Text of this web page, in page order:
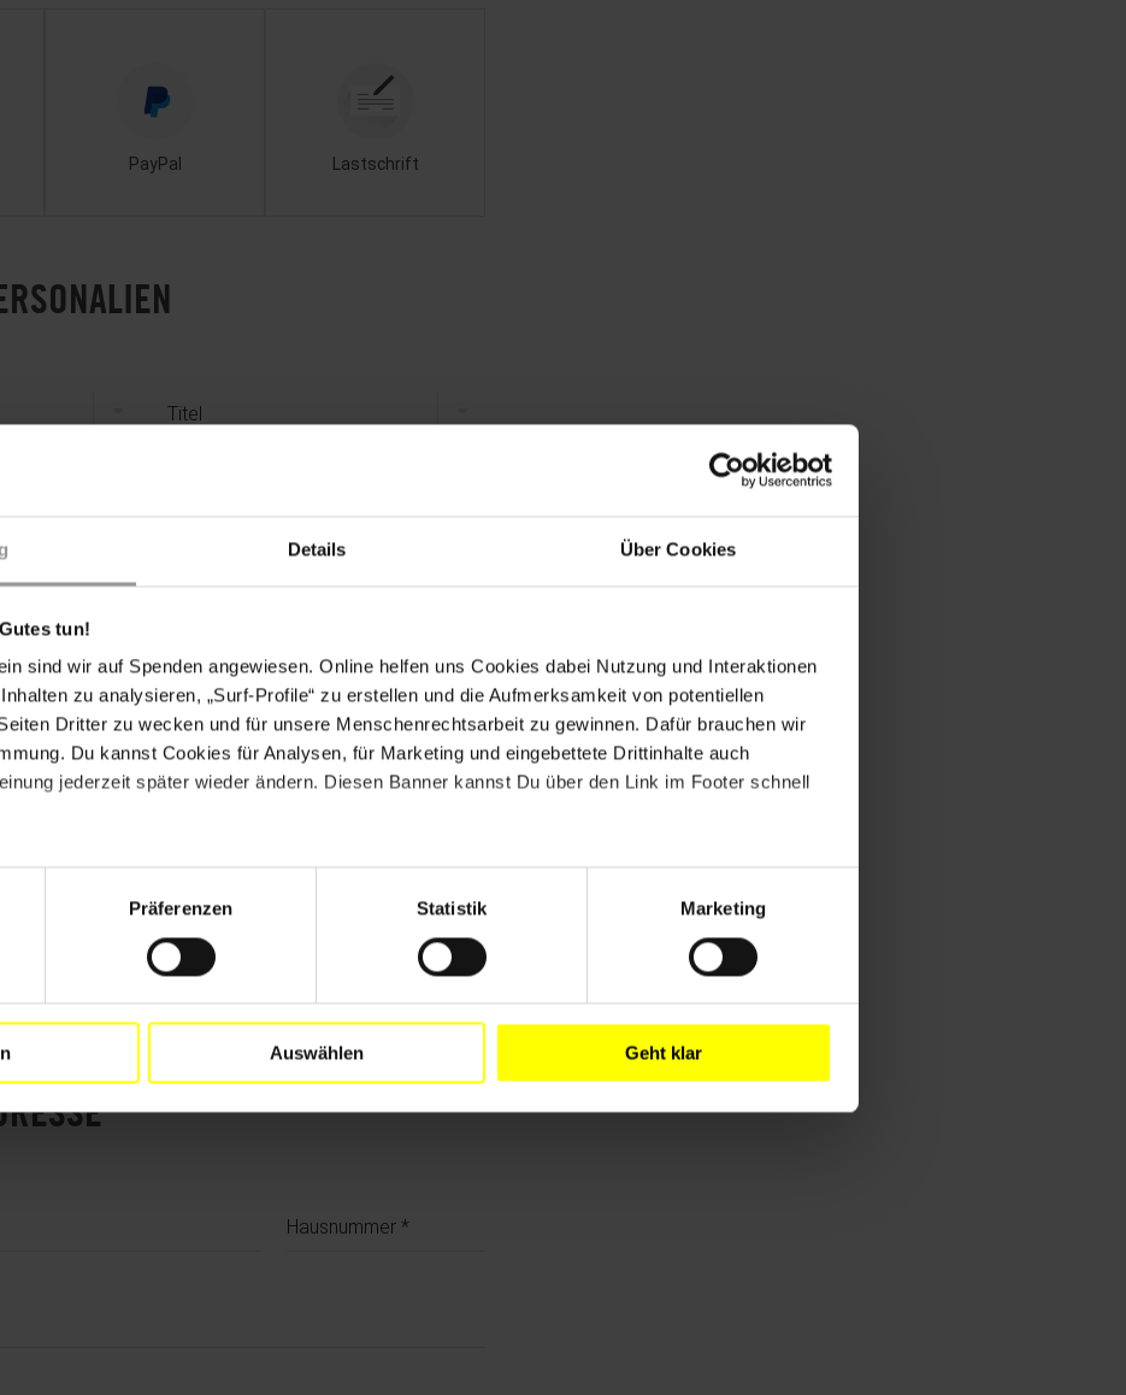
Details Über Cookies
tun!
sind wir auf Spenden angewiesen. Online helfen uns Cookies dabei Nutzung und Interaktionen
zu analysieren, „Surf-Profile“ zu erstellen und die Aufmerksamkeit von potentiellen
Dritter zu wecken und für unsere Menschenrechtsarbeit zu gewinnen. Dafür brauchen wir
Du kannst Cookies für Analysen, für Marketing und eingebettete Drittinhalte auch
jederzeit später wieder ändern. Diesen Banner kannst Du über den Link im Footer schnell
Präferenzen Statistik Marketing
Auswählen Geht klar
PayPal Lastschrift
Titel
Hausnummer